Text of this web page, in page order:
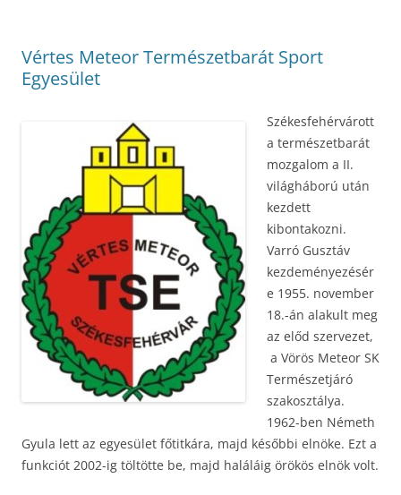
Vértes Meteor Természetbarát Sport
Egyesület
Székesfehérvárott
a természetbarát
mozgalom a II.
világháború után
kezdett
kibontakozni.
Varró Gusztáv
kezdeményezésér
e 1955. november
18.-án alakult meg
az előd szervezet,
a Vörös Meteor SK
Természetjáró
szakosztálya.
1962-ben Németh
Gyula lett az egyesület főtitkára, majd későbbi elnöke. Ezt a
funkciót 2002-ig töltötte be, majd haláláig örökös elnök volt.